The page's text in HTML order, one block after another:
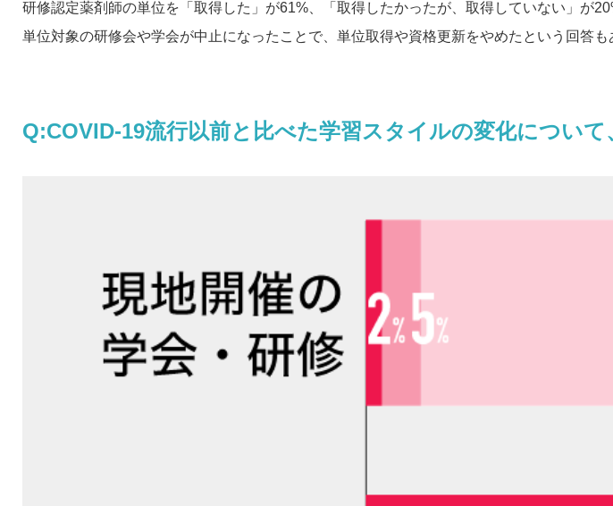
研修認定薬剤師の単位を「取得した」が61%、「取得したかったが、取得していない」が
単位対象の研修会や学会が中止になったことで、単位取得や資格更新をやめたという回答も
Q:COVID-19流行以前と比べた学習スタイルの変化につい